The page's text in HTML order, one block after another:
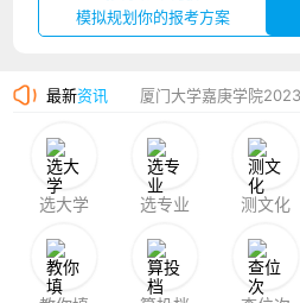
模拟规划你的报考方案
最新资讯
选大学 选专业 测文化